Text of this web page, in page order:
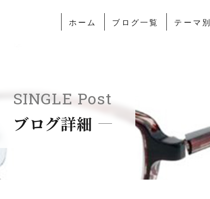
ホーム ブログ一覧 テーマ別
SINGLE Post
ブログ詳細